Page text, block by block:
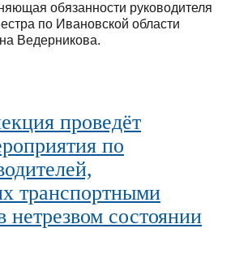
обязанности руководителя
по Ивановской области
Ведерникова.
проведёт
по
транспортными
нетрезвом состоянии